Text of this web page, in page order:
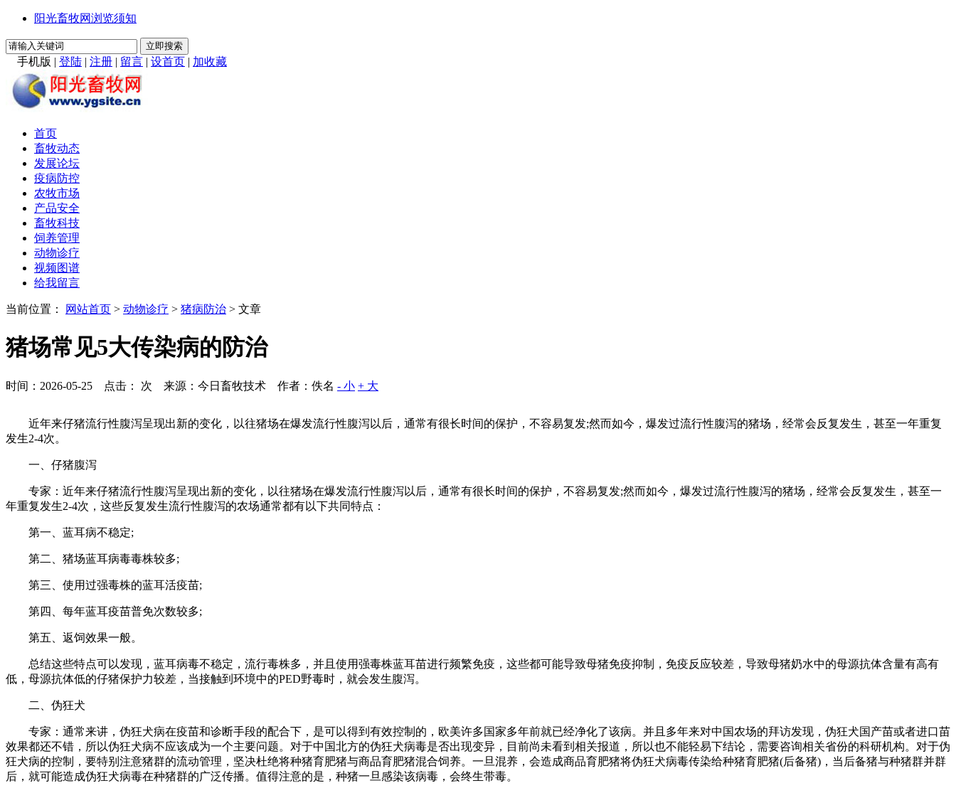
阳光畜牧网浏览须知
手机版 | 登陆 | 注册 | 留言 | 设首页 | 加收藏
首页
畜牧动态
发展论坛
疫病防控
农牧市场
产品安全
畜牧科技
饲养管理
动物诊疗
视频图谱
给我留言
当前位置： 网站首页 > 动物诊疗 > 猪病防治 > 文章
猪场常见5大传染病的防治
时间：2026-05-25 点击： 次 来源：今日畜牧技术 作者：佚名 - 小 + 大
近年来仔猪流行性腹泻呈现出新的变化，以往猪场在爆发流行性腹泻以后，通常有很长时间的保护，不容易复发;然而如今，爆发过流行性腹泻的猪场，经常会反复发生，甚至一年重复
发生2-4次。
一、仔猪腹泻
专家：近年来仔猪流行性腹泻呈现出新的变化，以往猪场在爆发流行性腹泻以后，通常有很长时间的保护，不容易复发;然而如今，爆发过流行性腹泻的猪场，经常会反复发生，甚至一
年重复发生2-4次，这些反复发生流行性腹泻的农场通常都有以下共同特点：
第一、蓝耳病不稳定;
第二、猪场蓝耳病毒毒株较多;
第三、使用过强毒株的蓝耳活疫苗;
第四、每年蓝耳疫苗普免次数较多;
第五、返饲效果一般。
总结这些特点可以发现，蓝耳病毒不稳定，流行毒株多，并且使用强毒株蓝耳苗进行频繁免疫，这些都可能导致母猪免疫抑制，免疫反应较差，导致母猪奶水中的母源抗体含量有高有
低，母源抗体低的仔猪保护力较差，当接触到环境中的PED野毒时，就会发生腹泻。
二、 伪狂犬
专家：通常来讲，伪狂犬病在疫苗和诊断手段的配合下，是可以得到有效控制的，欧美许多国家多年前就已经净化了该病。并且多年来对中国农场的拜访发现，伪狂犬国产苗或者进口苗
效果都还不错，所以伪狂犬病不应该成为一个主要问题。对于中国北方的伪狂犬病毒是否出现变异，目前尚未看到相关报道，所以也不能轻易下结论，需要咨询相关省份的科研机构。对于伪
狂犬病的控制，要特别注意猪群的流动管理，坚决杜绝将种猪育肥猪与商品育肥猪混合饲养。一旦混养，会造成商品育肥猪将伪狂犬病毒传染给种猪育肥猪(后备猪)，当后备猪与种猪群并群
后，就可能造成伪狂犬病毒在种猪群的广泛传播。值得注意的是，种猪一旦感染该病毒，会终生带毒。